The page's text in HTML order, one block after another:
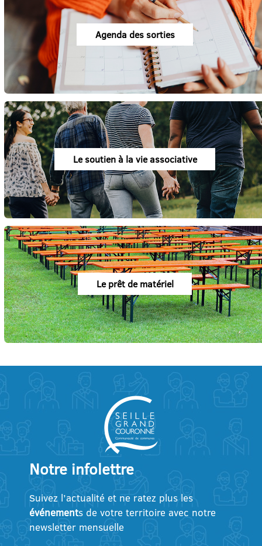
Agenda des sorties
Le soutien à la vie associative
Le prêt de matériel
Notre infolettre
Suivez l’actualité et ne ratez plus les
événements de votre territoire avec notre
newsletter mensuelle